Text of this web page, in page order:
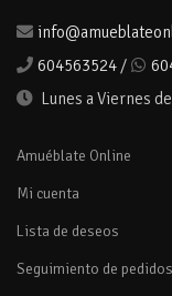
604563524 /
Lunes a Viernes
Amuéblate Online
Mi cuenta
Lista de deseos
Seguimiento de pedidos